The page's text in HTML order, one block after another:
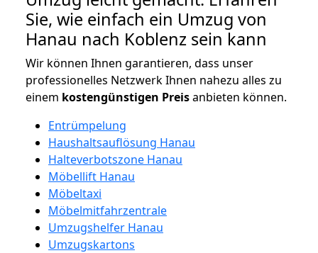
Sie, wie einfach ein Umzug von
Hanau nach Koblenz sein kann
Wir können Ihnen garantieren, dass unser
professionelles Netzwerk Ihnen nahezu alles zu
einem kostengünstigen Preisanbieten können.
Entrümpelung
Haushaltsauflösung Hanau
Halteverbotszone Hanau
Möbellift Hanau
Möbeltaxi
Möbelmitfahrzentrale
Umzugshelfer Hanau
Umzugskartons